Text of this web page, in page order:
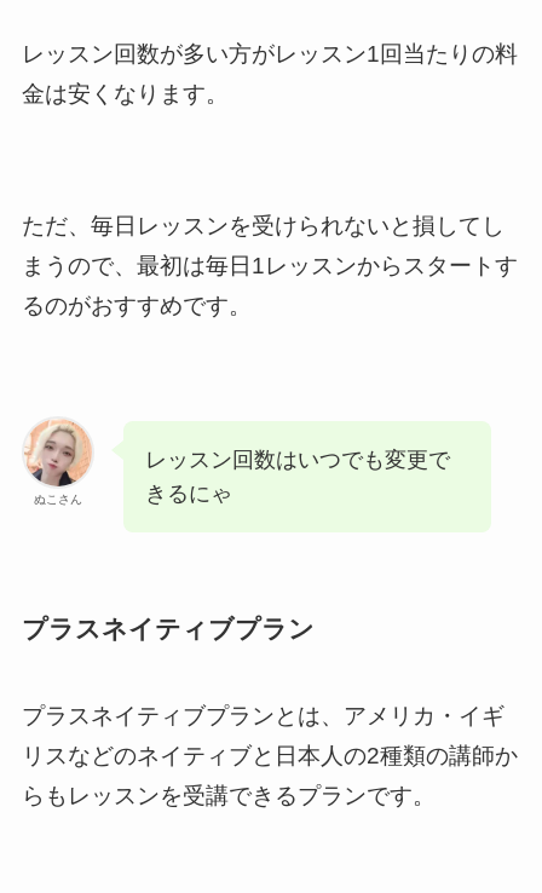
レッスン回数が多い方がレッスン1回当たりの料
金は安くなります。
ただ、毎日レッスンを受けられないと損してし
まうので、最初は毎日1レッスンからスタートす
るのがおすすめです。
ぬこさん
レッスン回数はいつでも変更で
きるにゃ
プラスネイティブプラン
プラスネイティブプランとは、アメリカ・イギ
リスなどのネイティブと日本人の2種類の講師か
らもレッスンを受講できるプランです。